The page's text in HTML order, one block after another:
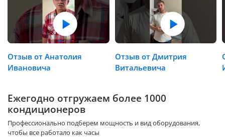
Отзыв от Анатолия
Ивановича
Отзыв от Дмитрия
Витальевича
Ежегодно отгружаем более 1000
кондиционеров
Профессионально подберем мощность и вид оборудования,
чтобы все работало как часы